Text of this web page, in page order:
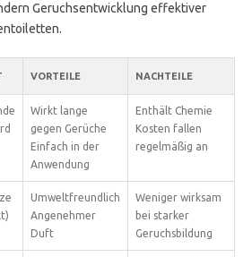
Geruchsentwicklung effektiver
VORTEILE NACHTEILE
Wirkt lange
gegen Gerüche
Einfach in der
Anwendung
Enthält Chemie
Kosten fallen
regelmäßig an
Umweltfreundlich
Angenehmer
Duft
Weniger wirksam
bei starker
Geruchsbildung